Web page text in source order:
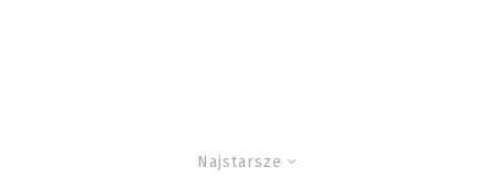
Najstarsze